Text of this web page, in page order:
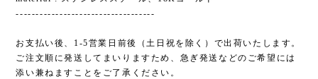
-----------------------------------
お支払い後、1-5営業日前後（土日祝を除く）で出荷いたします。
ご注文順に発送してまいりますため、急ぎ発送などのご希望には
添い兼ねますことをご了承ください。